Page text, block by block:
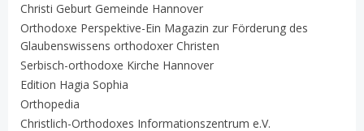
Christi Geburt Gemeinde Hannover
Orthodoxe Perspektive-Ein Magazin zur Förderung des
Glaubenswissens orthodoxer Christen
Serbisch-orthodoxe Kirche Hannover
Edition Hagia Sophia
Orthopedia
Christlich-Orthodoxes Informationszentrum e.V.